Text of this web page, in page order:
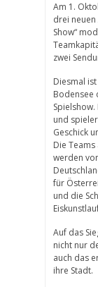
Am 1.
drei
Show“
zwei
Diesmal
Bodensee
und
Geschick
Die Teams
werden
für
und die
Auf das
nicht nur
auch das
ihre Stadt.